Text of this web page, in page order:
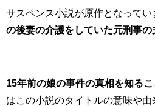
サスペンス小説が原作となってい
の後妻の介護をしていた元刑事の
15年前の娘の事件の真相を知る
はこの小説のタイトルの意味や由